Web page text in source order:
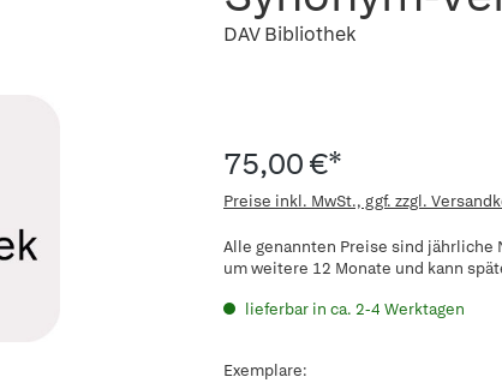
DAV Bibliothek
75,00 €*
Preise inkl. MwSt., ggf. zzgl.
Alle genannten Preise sind jährliche
um weitere 12 Monate und kann
lieferbar in ca. 2-4 Werktagen
Exemplare: